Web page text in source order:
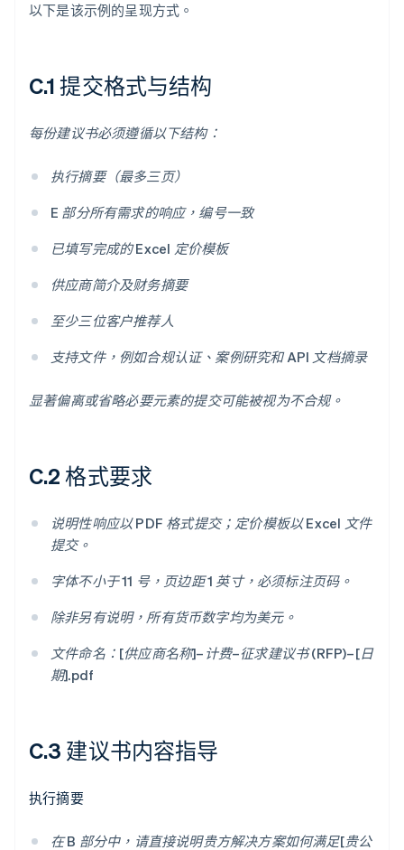
以下是该示例的呈现方式。
C.1 提交格式与结构
每份建议书必须遵循以下结构：
执行摘要（最多三页）
E 部分所有需求的响应，编号一致
已填写完成的 Excel 定价模板
供应商简介及财务摘要
至少三位客户推荐人
支持文件，例如合规认证、案例研究和 API 文档摘录
显著偏离或省略必要元素的提交可能被视为不合规。
C.2 格式要求
说明性响应以 PDF 格式提交；定价模板以 Excel 文件
提交。
字体不小于 11 号，页边距 1 英寸，必须标注页码。
除非另有说明，所有货币数字均为美元。
文件命名：[供应商名称]–计费–征求建议书 (RFP)–[日
期].pdf
C.3 建议书内容指导
执行摘要
在 B 部分中，请直接说明贵方解决方案如何满足[贵公